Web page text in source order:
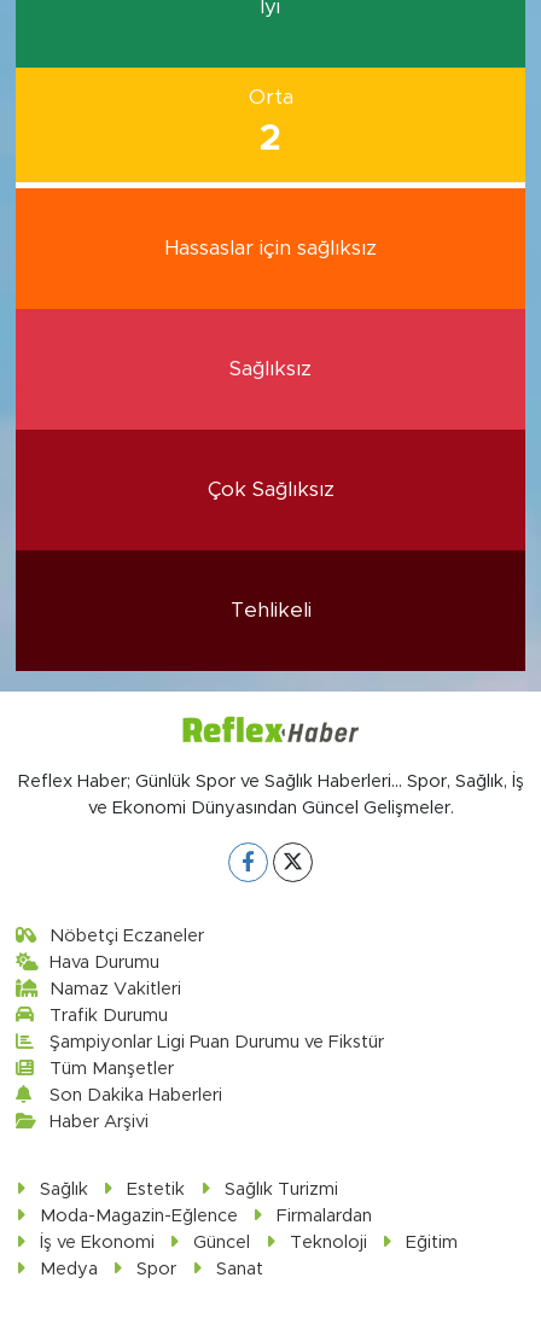
İyi
Orta
2
Hassaslar için sağlıksız
Sağlıksız
Çok Sağlıksız
Tehlikeli
Reflex Haber; Günlük Spor ve Sağlık Haberleri... Spor, Sağlık, İş
ve Ekonomi Dünyasından Güncel Gelişmeler.
Nöbetçi Eczaneler
Hava Durumu
Namaz Vakitleri
Trafik Durumu
Şampiyonlar Ligi Puan Durumu ve Fikstür
Tüm Manşetler
Son Dakika Haberleri
Haber Arşivi
Sağlık Estetik
Sağlık Turizmi
Moda-Magazin-Eğlence
Firmalardan
İş ve Ekonomi
Güncel Teknoloji
Eğitim
Medya
Spor Sanat